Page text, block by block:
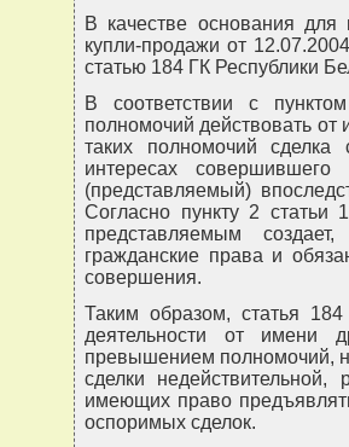
В качестве основания для
купли-продажи от
статью 184 ГК Республики
В соответствии с
полномочий действовать
таких полномочий
интересах
(представляемый)
Согласно пункту 2 статьи
представляемым
гражданские права и
совершения.
Таким образом, статья
деятельности от имени
превышением полномочий,
сделки
имеющих право
оспоримых сделок.